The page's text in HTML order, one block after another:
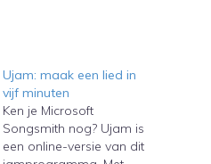
Ujam: maak een lied in
vijf minuten
Ken je Microsoft
Songsmith nog? Ujam is
een online-versie van dit